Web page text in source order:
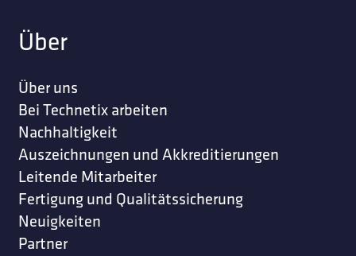
Über
Über uns
Bei Technetix arbeiten
Nachhaltigkeit
Auszeichnungen und Akkreditierungen
Leitende Mitarbeiter
Fertigung und Qualitätssicherung
Neuigkeiten
Partner